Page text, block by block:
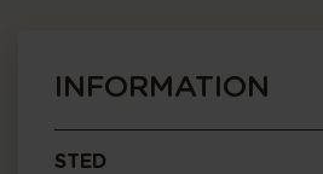
INFORMATION
STED